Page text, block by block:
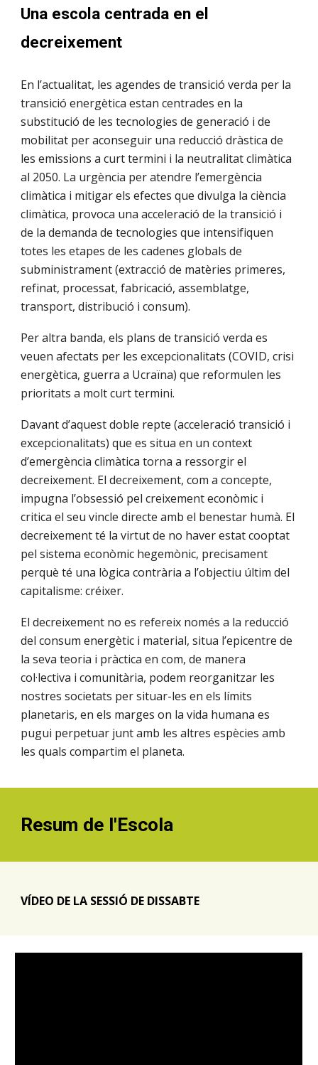
Una escola centrada en el
decreixement
En l’actualitat, les agendes de transició verda per la
transició energètica estan centrades en la
substitució de les tecnologies de generació i de
mobilitat per aconseguir una reducció dràstica de
les emissions a curt termini i la neutralitat climàtica
al 2050. La urgència per atendre l’emergència
climàtica i mitigar els efectes que divulga la ciència
climàtica, provoca una acceleració de la transició i
de la demanda de tecnologies que intensifiquen
totes les etapes de les cadenes globals de
subministrament (extracció de matèries primeres,
refinat, processat, fabricació, assemblatge,
transport, distribució i consum).
Per altra banda, els plans de transició verda es
veuen afectats per les excepcionalitats (COVID, crisi
energètica, guerra a Ucraïna) que reformulen les
prioritats a molt curt termini.
Davant d’aquest doble repte (acceleració transició i
excepcionalitats) que es situa en un context
d’emergència climàtica torna a ressorgir el
decreixement. El decreixement, com a concepte,
impugna l’obsessió pel creixement econòmic i
critica el seu vincle directe amb el benestar humà. El
decreixement té la virtut de no haver estat cooptat
pel sistema econòmic hegemònic, precisament
perquè té una lògica contrària a l’objectiu últim del
capitalisme: créixer.
El decreixement no es refereix només a la reducció
del consum energètic i material, situa l’epicentre de
la seva teoria i pràctica en com, de manera
col·lectiva i comunitària, podem reorganitzar les
nostres societats per situar-les en els límits
planetaris, en els marges on la vida humana es
pugui perpetuar junt amb les altres espècies amb
les quals compartim el planeta.
Resum de l'Escola
VÍDEO DE LA SESSIÓ DE DISSABTE